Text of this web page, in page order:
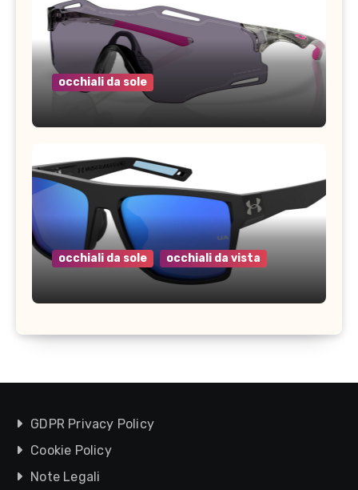
occhiali da sole
occhiali da sole occhiali da vista
GDPR Privacy Policy
Cookie Policy
Note Legali